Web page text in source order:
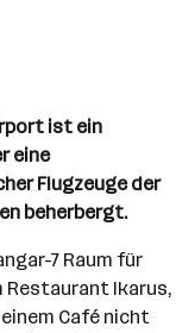
ist ein
eine
Flugzeuge der
beherbergt.
7 Raum für
Ikarus,
Café nicht